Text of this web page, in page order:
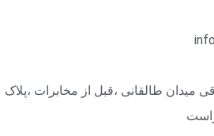
میدان طالقانی ،قبل از مخابرات ،پلاک